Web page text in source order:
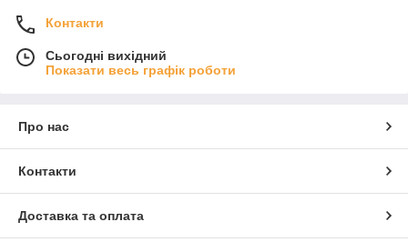
Контакти
Сьогодні вихідний
Показати весь графік роботи
Про нас
Контакти
Доставка та оплата